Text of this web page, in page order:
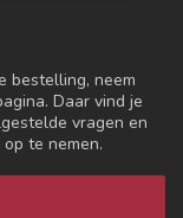
bestelling, neem
Daar vind je
vragen en
te nemen.